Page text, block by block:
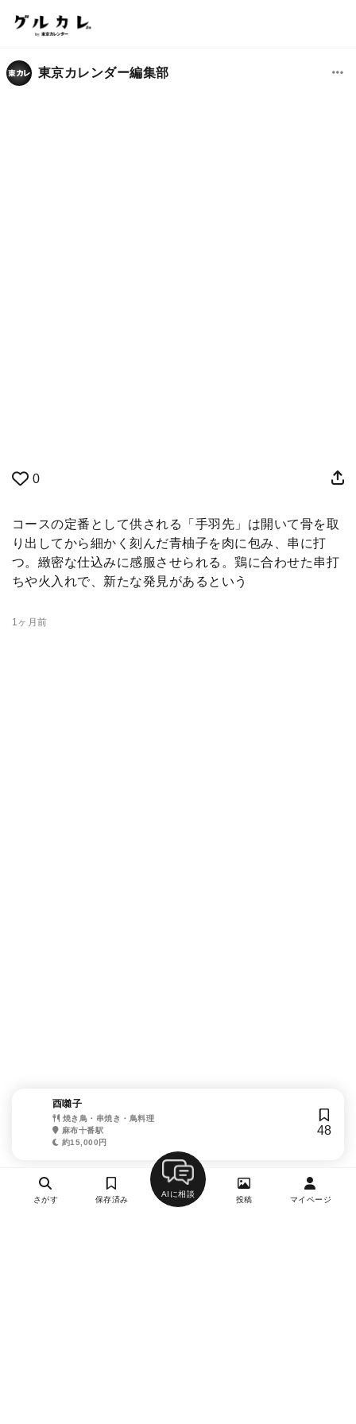
東京カレンダー編集部
0
コースの定番として供される「手羽先」は開いて骨を取
り出してから細かく刻んだ青柚子を肉に包み、串に打
つ。緻密な仕込みに感服させられる。鶏に合わせた串打
ちや火入れで、新たな発見があるという
1ヶ月前
酉囃子
焼き鳥・串焼き・鳥料理
麻布十番駅
約15,000円
48
さがす 保存済み
AIに相談
投稿 マイページ